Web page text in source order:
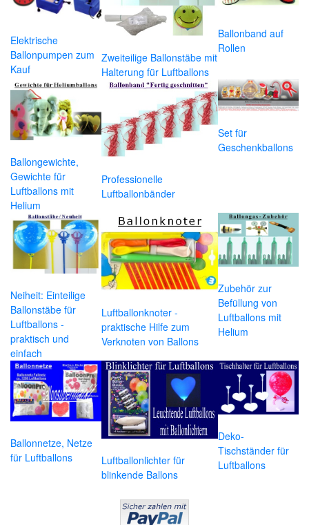
Elektrische
Ballonpumpen zum
Kauf
Zweiteilige Ballonstäbe mit
Halterung für Luftballons
Ballonband auf
Rollen
Ballongewichte,
Gewichte für
Luftballons mit
Helium
Professionelle
Luftballonbänder
Set für
Geschenkballons
Neiheit: Einteilige
Ballonstäbe für
Luftballons -
praktisch und
einfach
Luftballonknoter -
praktische Hilfe zum
Verknoten von Ballons
Zubehör zur
Befüllung von
Luftballons mit
Helium
Ballonnetze, Netze
für Luftballons
Luftballonlichter für
blinkende Ballons
Deko-
Tischständer für
Luftballons